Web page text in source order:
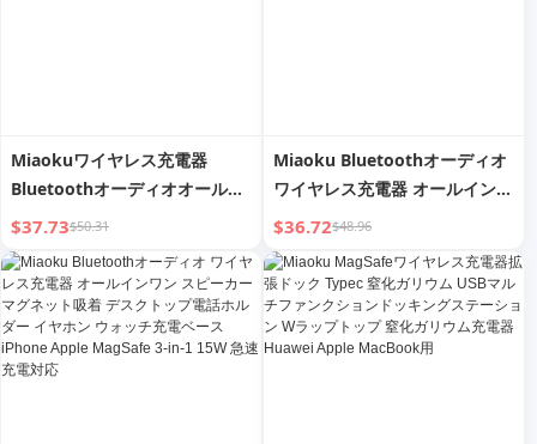
Miaokuワイヤレス充電器
Bluetoothオーディオオールイ
ンワン スピーカーマグネティッ
クデスクトップ充電ベースブラ
ケットiPhone用iPhoneイヤホ
ンウォッチMagSafe 3-in-1
15W高速充電
$37.73$50.31
Miaoku Bluetoothオーディオ
ワイヤレス充電器 オールインワ
ン スピーカー マグネティック
デスクトップブラケット モバイ
ルフォン ヘッドセット ウォッ
チ充電
$36.72$48.96